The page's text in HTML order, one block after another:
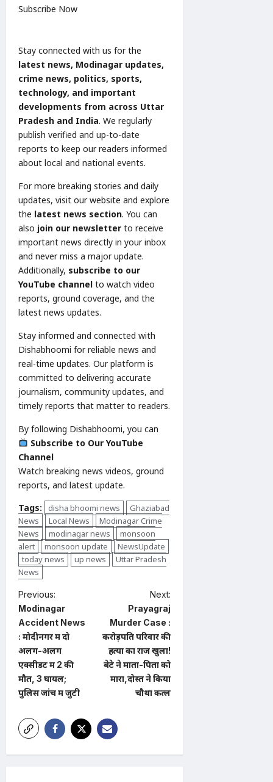
Subscribe Now
Stay connected with us for the
latest news, Modinagar updates,
crime news, politics, sports,
technology, and important
developments from across Uttar
Pradesh and India. We regularly
publish verified and up-to-date
reports to keep our readers informed
about local and national events.
For more breaking stories and daily
updates, visit our website and explore
the latest news section. You can
also join our newsletter to receive
important news directly in your inbox
and never miss a major update.
Additionally, subscribe to our
YouTube channel to watch video
reports, ground coverage, and the
latest news updates.
Stay informed and connected with
Dishabhoomi for reliable news and
real-time updates. Our platform is
committed to delivering accurate
journalism, community updates, and
timely reports that matter to readers.
By following Dishabhoomi, you can
Subscribe to Our YouTube
Channel
Watch breaking news videos, ground
reports, and latest update.
Tags:
disha bhoomi news
Ghaziabad
News
Local News
Modinagar Crime
News
modinagar news
monsoon
alert
monsoon update
NewsUpdate
today news
up news
Uttar Pradesh
News
P
o
s
t
n
a
i
Previous:
Modinagar
Accident News
: मोदीनगर में दो
अलग-अलग
एक्सीडेंट में 2 की
मौत, 3 घायल;
पुलिस जांच में जुटी
Next:
Prayagraj
Murder Case :
करोड़पति परिवार की
हत्या का राज खुला!
बेटे ने माता-पिता को
मारा,दोस्त ने किया
चौथा कत्ल